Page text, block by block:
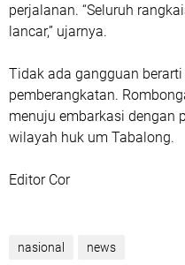
perjalanan. “Seluruh
lancar,” ujarnya.
Tidak ada gangguan
pemberangkatan.
menuju embarkasi dengan
wilayah huk um Tabalong.
Editor Cor
nasional news